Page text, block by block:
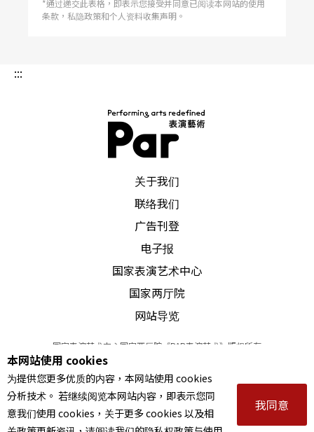
*通过递交此表格，即表示您接受并同意已阅读本网站的使用
条款，私隐政策和个人资料收集声明。
:::
关于我们
联络我们
广告刊登
电子报
国家表演艺术中心
国家两厅院
网站导览
国家表演艺术中心国家两厅院《PAR表演艺术》版权所有
© 2022Performing arts redefined. All Rights Reserved
统一编号 Tax Id number 00973926
本站所提供相关演出资讯，如有异动应以主办单位公告为准。
服务条款｜隐私权声明｜著作权声明
本网站使用 cookies
为提供您更多优质的内容，本网站使用 cookies
分析技术。 若继续阅览本网站内容，即表示您同
意我们使用 cookies，关于更多 cookies 以及相
我同意